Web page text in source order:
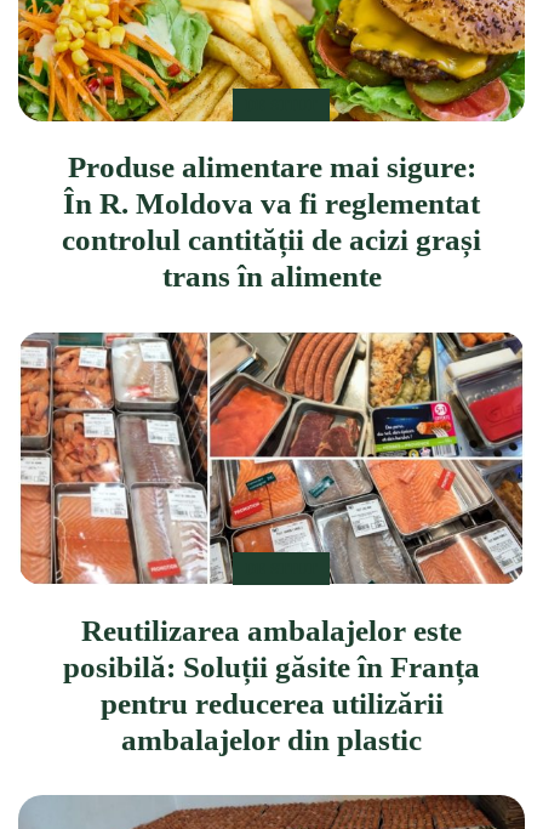
Produse alimentare mai sigure:
În R. Moldova va fi reglementat
controlul cantității de acizi grași
trans în alimente
Reutilizarea ambalajelor este
posibilă: Soluții găsite în Franța
pentru reducerea utilizării
ambalajelor din plastic